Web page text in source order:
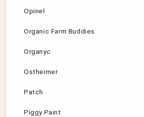
Opinel
Organic Farm Buddies
Organyc
Ostheimer
Patch
Piggy Paint